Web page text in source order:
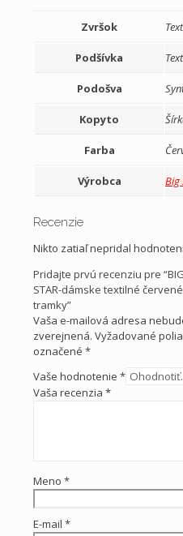
Zvršok
Podšívka
Podošva
Kopyto
Farba
Výrobca Big
Recenzie
Nikto zatiaľ nepridal
Pridajte prvú recenziu pre “BIG
STAR-dámske textilné červené
tramky”
Vaša e-mailová adresa
zverejnená. Vyžadované
označené *
Vaše hodnotenie *
Vaša recenzia *
Meno *
E-mail *